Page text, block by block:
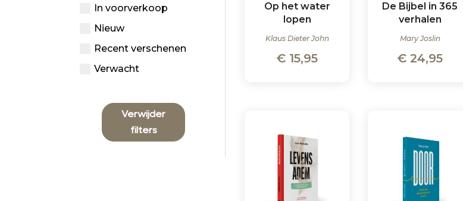
In voorverkoop
Nieuw
Recent verschenen
Verwacht
Verwijder
filters
Op het water
lopen
Klaus Dieter John
€ 15,95
De Bijbel in 365
verhalen
Mary Joslin
€ 24,95